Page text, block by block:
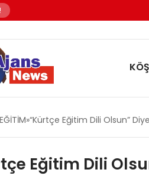
EĞİTİM “Kürtçe Eğitim Dili Olsun”
Eğitim Dili